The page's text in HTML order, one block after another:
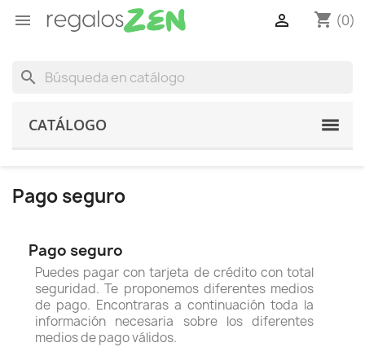
 shopping_cart (0)

search
CATÁLOGO
Pago seguro
Pago seguro
Puedes pagar con tarjeta de crédito con total
seguridad. Te proponemos diferentes medios
de pago. Encontraras a continuación toda la
información necesaria sobre los diferentes
medios de pago válidos.